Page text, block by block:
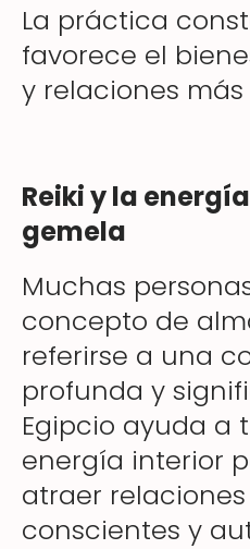
La práctica
favorece el
y relaciones
Reiki y la
gemela
Muchas
concepto de
referirse a una
profunda y
Egipcio ayuda a
energía interior
atraer
conscientes y